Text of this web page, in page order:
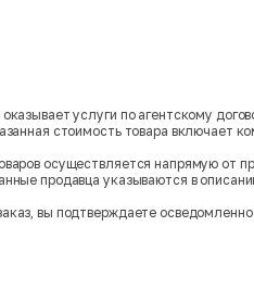
услуги по агентскому
стоимость товара включает
осуществляется напрямую от
продавца указываются в
вы подтверждаете